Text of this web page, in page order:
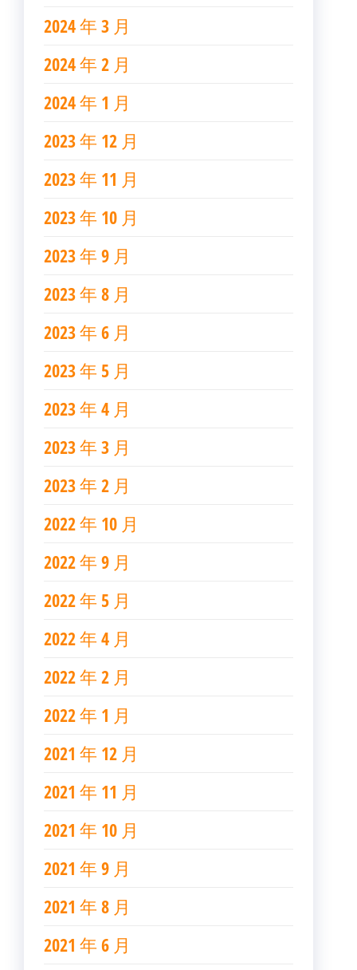
2024 年 3 月
2024 年 2 月
2024 年 1 月
2023 年 12 月
2023 年 11 月
2023 年 10 月
2023 年 9 月
2023 年 8 月
2023 年 6 月
2023 年 5 月
2023 年 4 月
2023 年 3 月
2023 年 2 月
2022 年 10 月
2022 年 9 月
2022 年 5 月
2022 年 4 月
2022 年 2 月
2022 年 1 月
2021 年 12 月
2021 年 11 月
2021 年 10 月
2021 年 9 月
2021 年 8 月
2021 年 6 月